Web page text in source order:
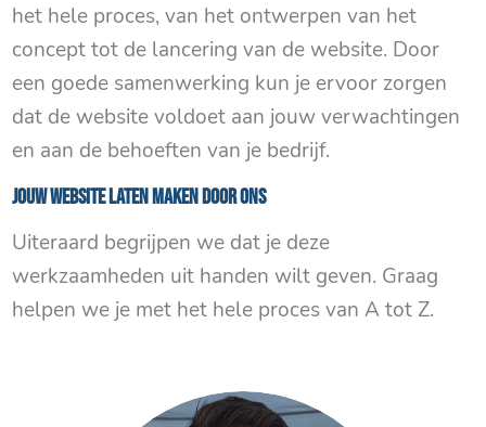
het hele proces, van het ontwerpen van het
concept tot de lancering van de website. Door
een goede samenwerking kun je ervoor zorgen
dat de website voldoet aan jouw verwachtingen
en aan de behoeften van je bedrijf.
Jouw website laten maken door ons
Uiteraard begrijpen we dat je deze
werkzaamheden uit handen wilt geven. Graag
helpen we je met het hele proces van A tot Z.